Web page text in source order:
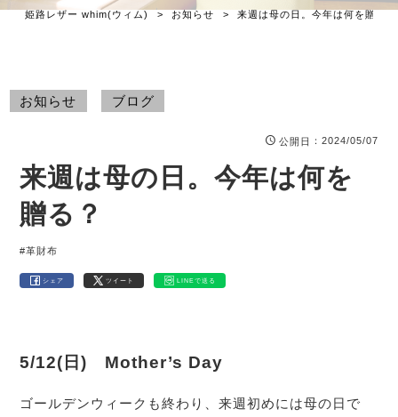
姫路レザー whim(ウィム) > お知らせ > 来週は母の日。今年は何を贈る？
お知らせ ブログ
公開日 ：2024/05/07
来週は母の日。今年は何を
贈る？
#革財布
シェア ツイート LINEで送る
5/12(日) Mother’s Day
ゴールデンウィークも終わり、来週初めには母の日で